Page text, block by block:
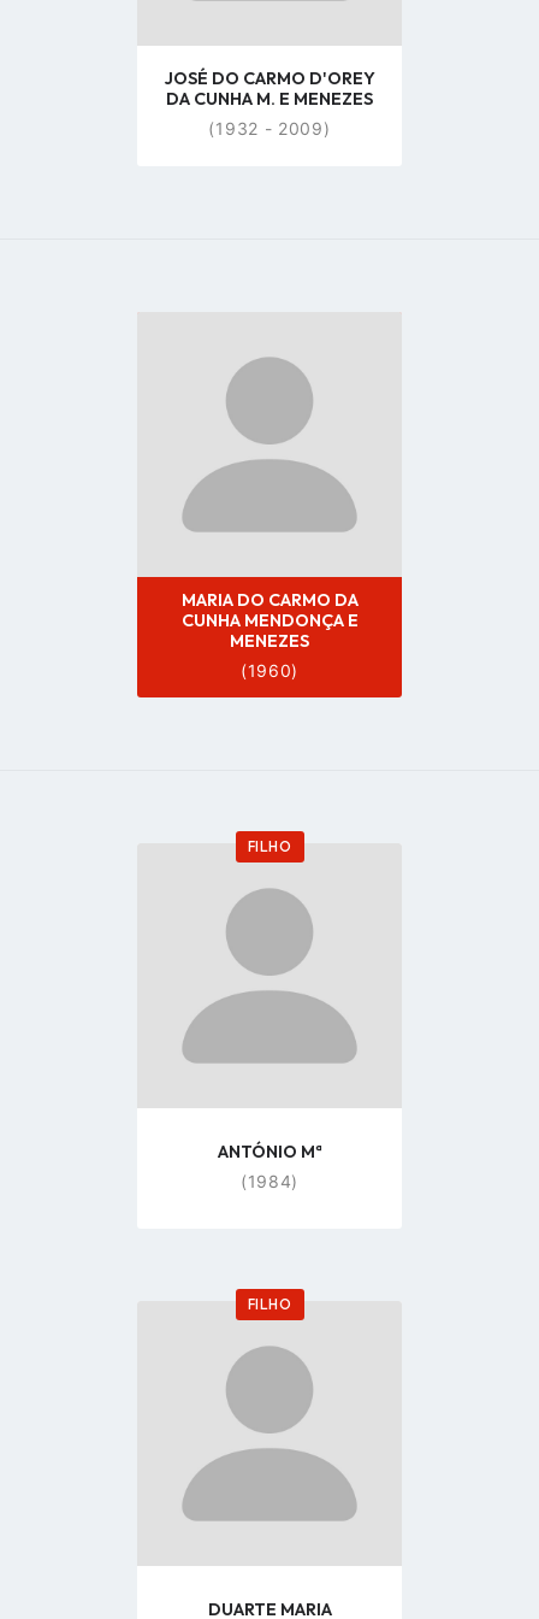
JOSÉ DO CARMO D'OREY
DA CUNHA M. E MENEZES
(1932 - 2009)
profile
page
MARIA DO CARMO DA
CUNHA MENDONÇA E
MENEZES
(1960)
FILHO
Go
profile
page
ANTÓNIO Mª
(1984)
FILHO
Go
profile
page
DUARTE MARIA